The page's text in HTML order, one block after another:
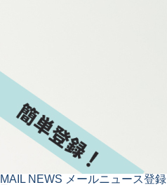
MAIL NEWS メールニュース登録